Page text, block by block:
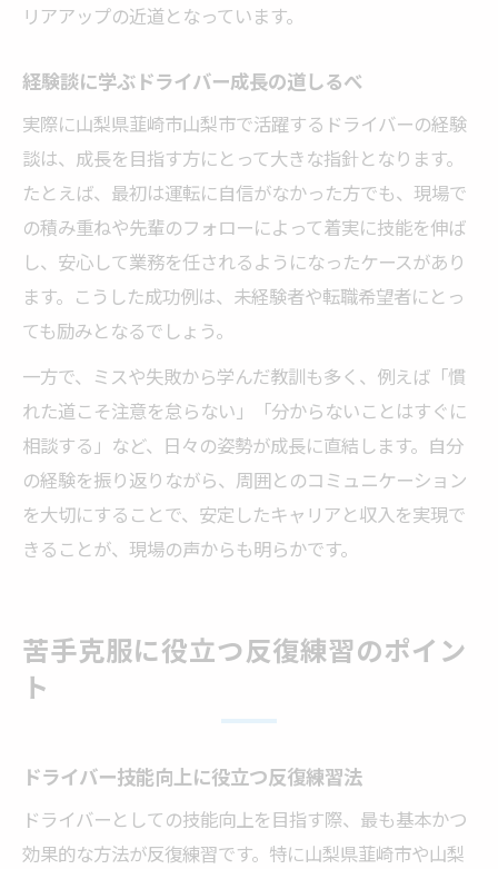
リアアップの近道となっています。
経験談に学ぶドライバー成長の道しるべ
実際に山梨県韮崎市山梨市で活躍するドライバーの経験
談は、成長を目指す方にとって大きな指針となります。
たとえば、最初は運転に自信がなかった方でも、現場で
の積み重ねや先輩のフォローによって着実に技能を伸ば
し、安心して業務を任されるようになったケースがあり
ます。こうした成功例は、未経験者や転職希望者にとっ
ても励みとなるでしょう。
一方で、ミスや失敗から学んだ教訓も多く、例えば「慣
れた道こそ注意を怠らない」「分からないことはすぐに
相談する」など、日々の姿勢が成長に直結します。自分
の経験を振り返りながら、周囲とのコミュニケーション
を大切にすることで、安定したキャリアと収入を実現で
きることが、現場の声からも明らかです。
苦手克服に役立つ反復練習のポイン
ト
ドライバー技能向上に役立つ反復練習法
ドライバーとしての技能向上を目指す際、最も基本かつ
効果的な方法が反復練習です。特に山梨県韮崎市や山梨